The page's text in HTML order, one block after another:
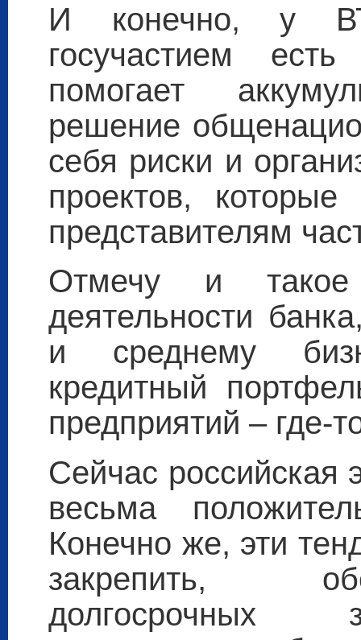
И конечно, у
госучастием
помогает
решение
себя риски и
проектов,
представителям
Отмечу и такое
деятельности
и среднему
кредитный
предприятий – где-
Сейчас российская
весьма
Конечно же, эти
закрепить,
долгосрочных